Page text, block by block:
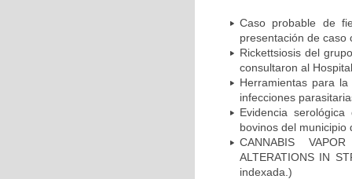
Caso probable de
presentación de caso
Rickettsiosis del
consultaron al
Herramientas para
infecciones
Evidencia
bovinos del municipio
CANNABIS
ALTERATIONS IN
indexada.)